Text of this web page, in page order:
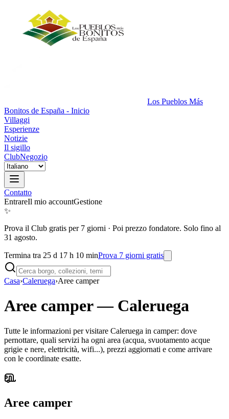
Los Pueblos Más
Bonitos de España - Inicio
Villaggi
Esperienze
Notizie
Il sigillo
ClubNegozio
Contatto
EntrareIl mio accountGestione
✨
Prova il Club gratis per 7 giorni · Poi prezzo fondatore. Solo fino al
31 agosto.
Termina tra 25 d 17 h 10 minProva 7 giorni gratis
Casa›Caleruega›Aree camper
Aree camper— Caleruega
Tutte le informazioni per visitare Caleruega in camper: dove
pernottare, quali servizi ha ogni area (acqua, svuotamento acque
grigie e nere, elettricità, wifi...), prezzi aggiornati e come arrivare
con le coordinate esatte.
Aree camper